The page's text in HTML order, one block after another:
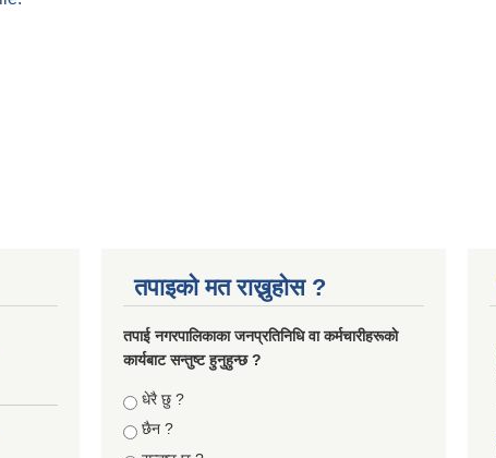
तपाइको मत राख्नुहोस ?
तपा‌ई नगरपालिकाका जनप्रतिनिधि वा कर्मचारीहरूकाे
कार्यबाट सन्तुष्ट हुनुहुन्छ ?
Choices
धेरै छु ?
छैन ?